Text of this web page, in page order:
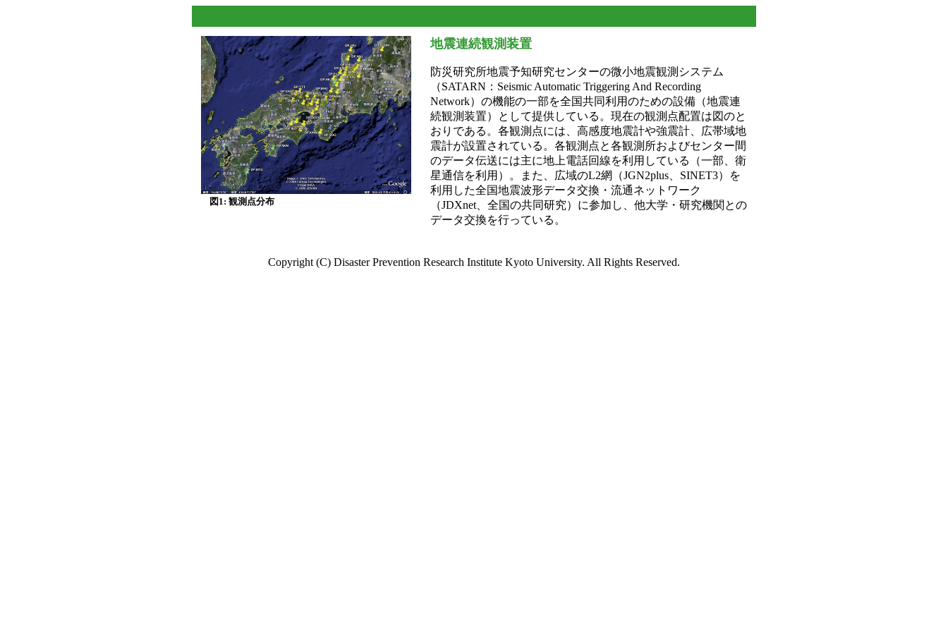
図1: 観測点分布
地震連続観測装置
防災研究所地震予知研究センターの微小地震観測システム
（SATARN：Seismic Automatic Triggering And Recording
Network）の機能の一部を全国共同利用のための設備（地震連
続観測装置）として提供している。現在の観測点配置は図のと
おりである。各観測点には、高感度地震計や強震計、広帯域地
震計が設置されている。各観測点と各観測所およびセンター間
のデータ伝送には主に地上電話回線を利用している（一部、衛
星通信を利用）。また、広域のL2網（JGN2plus、SINET3）を
利用した全国地震波形データ交換・流通ネットワーク
（JDXnet、全国の共同研究）に参加し、他大学・研究機関との
データ交換を行っている。
Copyright (C) Disaster Prevention Research Institute Kyoto University. All Rights Reserved.